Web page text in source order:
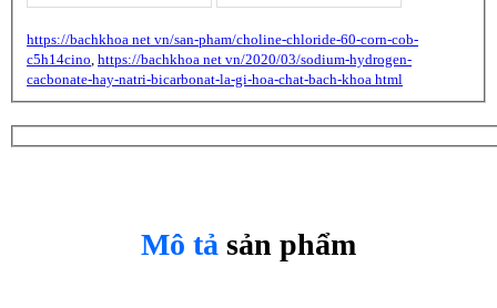
https://bachkhoa net vn/san-pham/choline-chloride-60-corn-cob-
c5h14cino, https://bachkhoa net vn/2020/03/sodium-hydrogen-
cacbonate-hay-natri-bicarbonat-la-gi-hoa-chat-bach-khoa html
Mô tả sản phẩm